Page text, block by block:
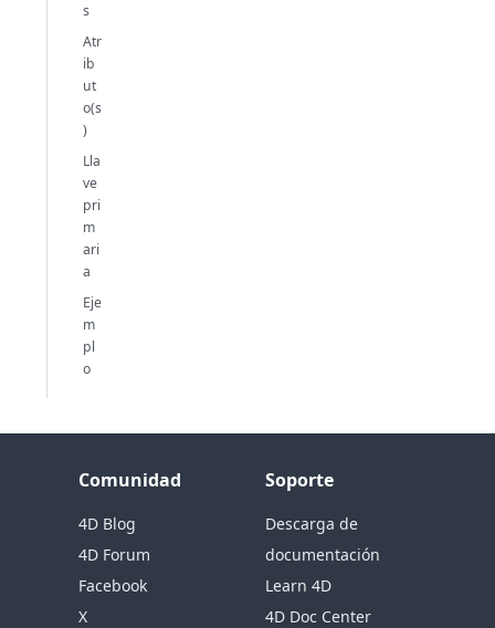
s
Atr
ib
ut
o(s
)
Lla
ve
pri
m
ari
a
Eje
m
pl
o
Comunidad
4D Blog
4D Forum
Facebook
X
Soporte
Descarga de
documentación
Learn 4D
4D Doc Center